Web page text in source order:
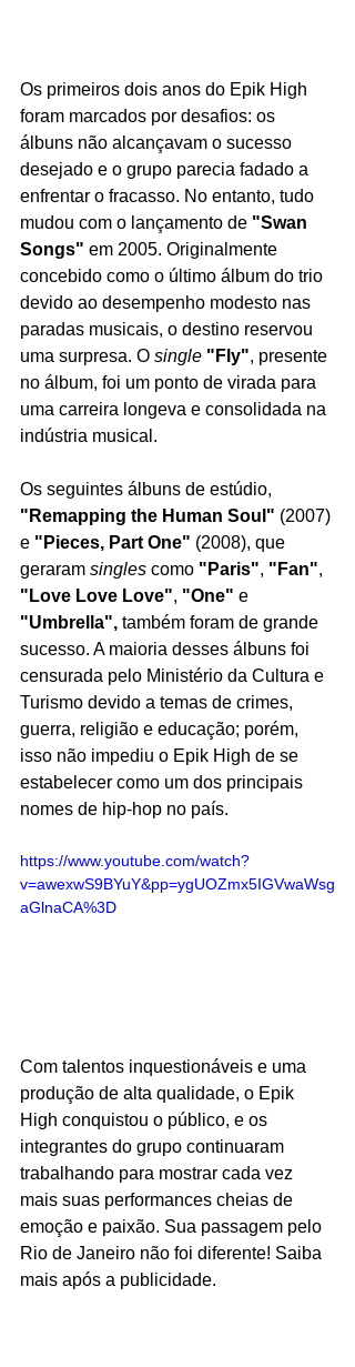
Os primeiros dois anos do Epik High
foram marcados por desafios: os
álbuns não alcançavam o sucesso
desejado e o grupo parecia fadado a
enfrentar o fracasso. No entanto, tudo
mudou com o lançamento de "Swan
Songs" em 2005. Originalmente
concebido como o último álbum do trio
devido ao desempenho modesto nas
paradas musicais, o destino reservou
uma surpresa. O single "Fly", presente
no álbum, foi um ponto de virada para
uma carreira longeva e consolidada na
indústria musical.
Os seguintes álbuns de estúdio,
"Remapping the Human Soul" (2007)
e "Pieces, Part One" (2008), que
geraram singles como "Paris", "Fan",
"Love Love Love", "One" e
"Umbrella", também foram de grande
sucesso. A maioria desses álbuns foi
censurada pelo Ministério da Cultura e
Turismo devido a temas de crimes,
guerra, religião e educação; porém,
isso não impediu o Epik High de se
estabelecer como um dos principais
nomes de hip-hop no país.
https://www.youtube.com/watch?
v=awexwS9BYuY&pp=ygUOZmx5IGVwaWsg
aGlnaCA%3D
Com talentos inquestionáveis e uma
produção de alta qualidade, o Epik
High conquistou o público, e os
integrantes do grupo continuaram
trabalhando para mostrar cada vez
mais suas performances cheias de
emoção e paixão. Sua passagem pelo
Rio de Janeiro não foi diferente! Saiba
mais após a publicidade.